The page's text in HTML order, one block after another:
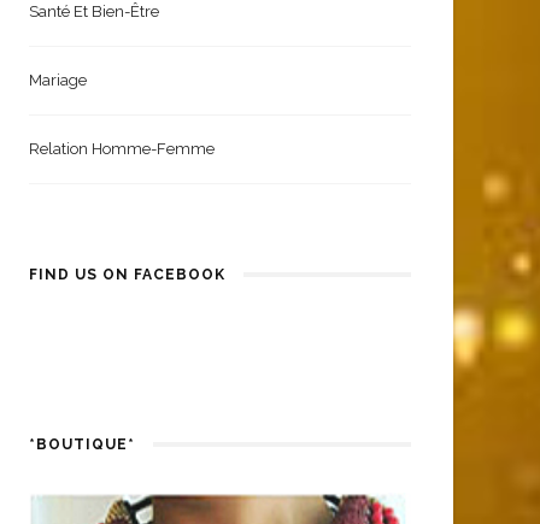
Santé Et Bien-Être
Mariage
Relation Homme-Femme
FIND US ON FACEBOOK
*BOUTIQUE*